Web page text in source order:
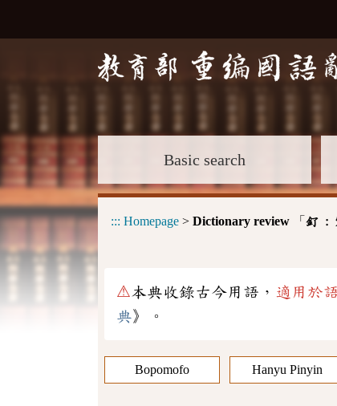
Basic search
::: Homepage > Dictionary review 「 釕 :
⚠本典收錄古今用語， 適用於
典》。
Bopomofo Hanyu Pinyin